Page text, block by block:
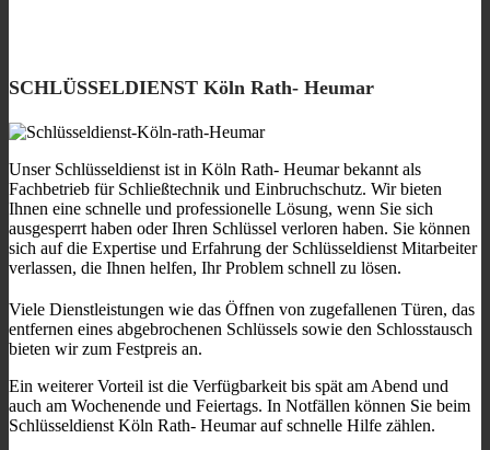
SCHLÜSSELDIENST Köln Rath- Heumar
Unser Schlüsseldienst ist in Köln Rath- Heumar bekannt als
Fachbetrieb für Schließtechnik und Einbruchschutz. Wir bieten
Ihnen eine schnelle und professionelle Lösung, wenn Sie sich
ausgesperrt haben oder Ihren Schlüssel verloren haben. Sie können
sich auf die Expertise und Erfahrung der Schlüsseldienst Mitarbeiter
verlassen, die Ihnen helfen, Ihr Problem schnell zu lösen.
Viele Dienstleistungen wie das Öffnen von zugefallenen Türen, das
entfernen eines abgebrochenen Schlüssels sowie den Schlosstausch
bieten wir zum Festpreis an.
Ein weiterer Vorteil ist die Verfügbarkeit bis spät am Abend und
auch am Wochenende und Feiertags. In Notfällen können Sie beim
Schlüsseldienst Köln Rath- Heumar auf schnelle Hilfe zählen.